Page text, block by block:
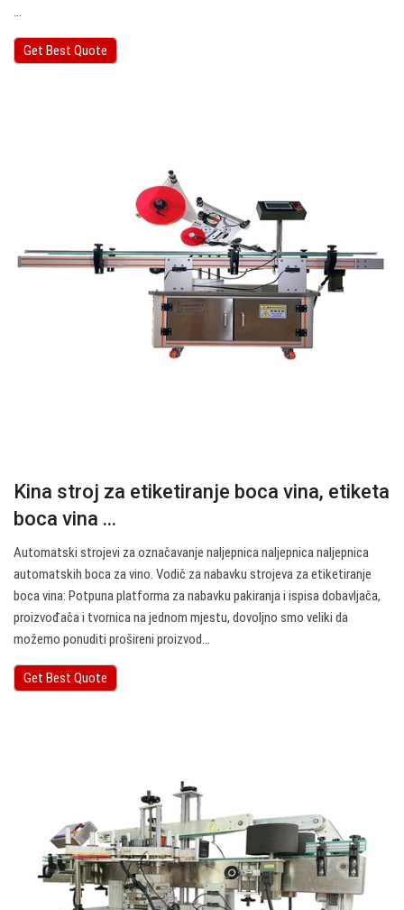
...
Get Best Quote
Kina stroj za etiketiranje boca vina, etiketa
boca vina ...
Automatski strojevi za označavanje naljepnica naljepnica naljepnica
automatskih boca za vino. Vodič za nabavku strojeva za etiketiranje
boca vina: Potpuna platforma za nabavku pakiranja i ispisa dobavljača,
proizvođača i tvornica na jednom mjestu, dovoljno smo veliki da
možemo ponuditi prošireni proizvod…
Get Best Quote